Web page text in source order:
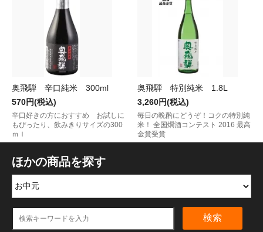
奥飛騨 辛口純米 300ml
570円(税込)
辛口好きの方におすすめ お試しに
もぴったり、飲みきりサイズの300
ｍｌ
奥飛騨 特別純米 1.8L
3,260円(税込)
毎日の晩酌にどうぞ！コクの特別純
米！ 全国燗酒コンテスト 2016 最高
金賞受賞
ほかの商品を探す
検索